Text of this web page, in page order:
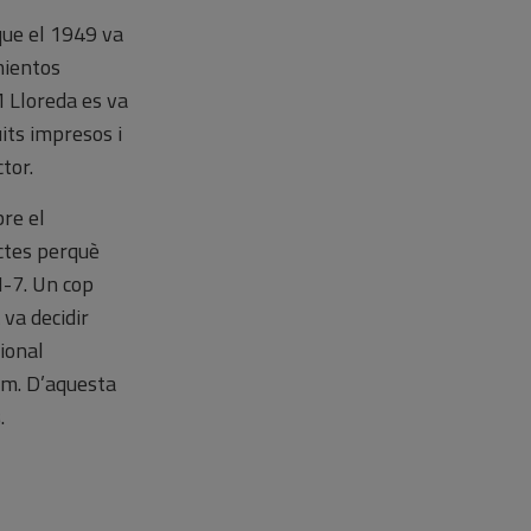
el 1949 va
Lloreda es va
impresos i
el
perquè
7. Un cop
decidir
D’aquesta